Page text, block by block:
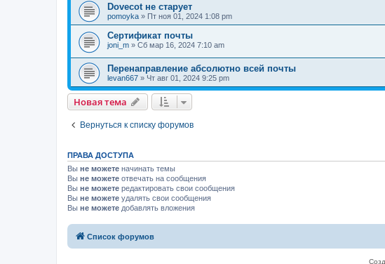
Dovecot не старует
pomoyka » Пт ноя 01, 2024 1:08 pm
Сертификат почты
joni_m » Сб мар 16, 2024 7:10 am
Перенаправление абсолютно всей почты
levan667 » Чт авг 01, 2024 9:25 pm
Новая тема
Вернуться к списку форумов
ПРАВА ДОСТУПА
Вы не можете начинать темы
Вы не можете отвечать на сообщения
Вы не можете редактировать свои сообщения
Вы не можете удалять свои сообщения
Вы не можете добавлять вложения
Список форумов